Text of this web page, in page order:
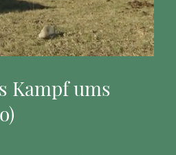
Kampf ums